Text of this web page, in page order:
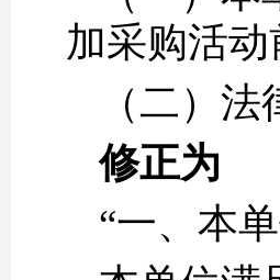
加采购活
（二）
修正为
“一、本